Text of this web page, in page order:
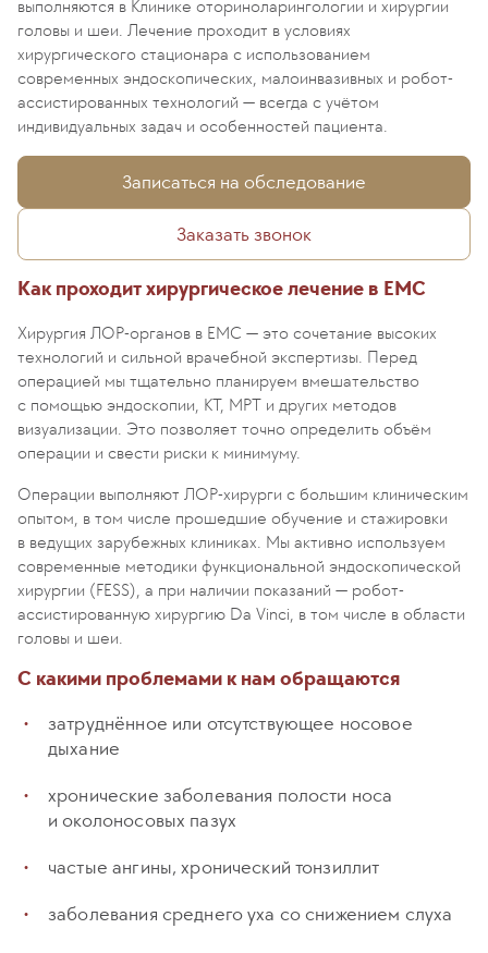
выполняются в Клинике оториноларингологии и хирургии
головы и шеи. Лечение проходит в условиях
хирургического стационара с использованием
современных эндоскопических, малоинвазивных и робот-
ассистированных технологий — всегда с учётом
индивидуальных задач и особенностей пациента.
Записаться на обследование
Заказать звонок
Как проходит хирургическое лечение в EMC
Хирургия ЛОР-органов в EMC — это сочетание высоких
технологий и сильной врачебной экспертизы. Перед
операцией мы тщательно планируем вмешательство
с помощью эндоскопии, КТ, МРТ и других методов
визуализации. Это позволяет точно определить объём
операции и свести риски к минимуму.
Операции выполняют ЛОР-хирурги с большим клиническим
опытом, в том числе прошедшие обучение и стажировки
в ведущих зарубежных клиниках. Мы активно используем
современные методики функциональной эндоскопической
хирургии (FESS), а при наличии показаний — робот-
ассистированную хирургию Da Vinci, в том числе в области
головы и шеи.
С какими проблемами к нам обращаются
затруднённое или отсутствующее носовое
дыхание
хронические заболевания полости носа
и околоносовых пазух
частые ангины, хронический тонзиллит
заболевания среднего уха со снижением слуха